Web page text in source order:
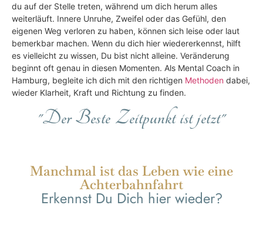
du auf der Stelle treten, während um dich herum alles
weiterläuft. Innere Unruhe, Zweifel oder das Gefühl, den
eigenen Weg verloren zu haben, können sich leise oder laut
bemerkbar machen. Wenn du dich hier wiedererkennst, hilft
es vielleicht zu wissen, Du bist nicht alleine. Veränderung
beginnt oft genau in diesen Momenten. Als Mental Coach in
Hamburg, begleite ich dich mit den richtigen Methoden dabei,
wieder Klarheit, Kraft und Richtung zu finden.
"Der Beste Zeitpunkt ist jetzt"
Manchmal ist das Leben wie eine
Achterbahnfahrt
Erkennst Du Dich hier wieder?